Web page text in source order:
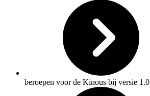
beroepen voor de Kinous bij versie 1.0